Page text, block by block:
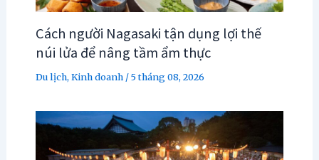
Cách người Nagasaki tận dụng lợi thế
núi lửa để nâng tầm ẩm thực
Du lịch, Kinh doanh/5 tháng 08, 2026